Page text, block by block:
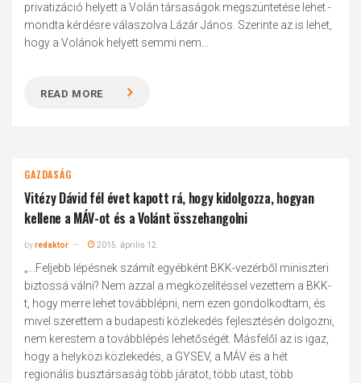
privatizáció helyett a Volán társaságok megszüntetése lehet -
mondta kérdésre válaszolva Lázár János. Szerinte az is lehet,
hogy a Volánok helyett semmi nem...
READ MORE
GAZDASÁG
Vitézy Dávid fél évet kapott rá, hogy kidolgozza, hogyan
kellene a MÁV-ot és a Volánt összehangolni
byredaktor 2015. április 12.
„...Feljebb lépésnek számít egyébként BKK-vezérből miniszteri
biztossá válni? Nem azzal a megközelítéssel vezettem a BKK-
t, hogy merre lehet továbblépni, nem ezen gondolkodtam, és
mivel szerettem a budapesti közlekedés fejlesztésén dolgozni,
nem kerestem a továbblépés lehetőségét. Másfelől az is igaz,
hogy a helyközi közlekedés, a GYSEV, a MÁV és a hét
regionális busztársaság több járatot, több utast, több